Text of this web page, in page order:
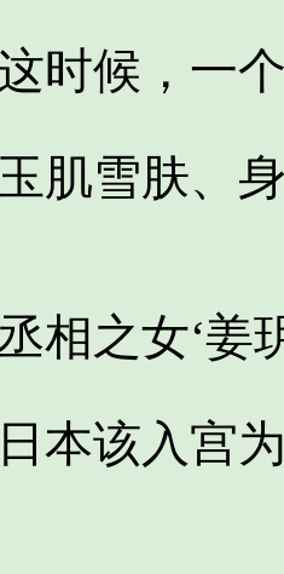
候，一个
雪肤、身
之女‘姜
该入宫为